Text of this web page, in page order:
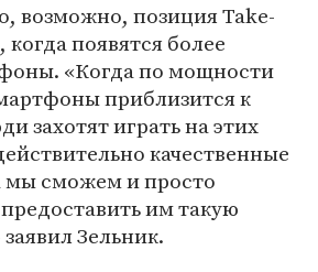
возможно, позиция Take-
появятся более
«Когда по мощности
приблизится к
захотят играть на этих
качественные
мы сможем и просто
им такую
Зельник.